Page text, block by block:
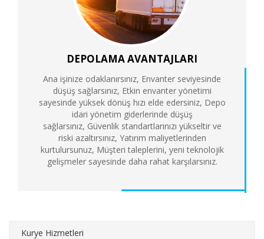
DEPOLAMA AVANTAJLARI
Ana işinize odaklanırsınız, Envanter seviyesinde
düşüş sağlarsınız, Etkin envanter yönetimi
sayesinde yüksek dönüş hızı elde edersiniz, Depo
idari yönetim giderlerinde düşüş
sağlarsınız, Güvenlik standartlarınızı yükseltir ve
riski azaltırsınız, Yatırım maliyetlerinden
kurtulursunuz, Müşteri taleplerini, yeni teknolojik
gelişmeler sayesinde daha rahat karşılarsınız.
Kurye Hizmetleri